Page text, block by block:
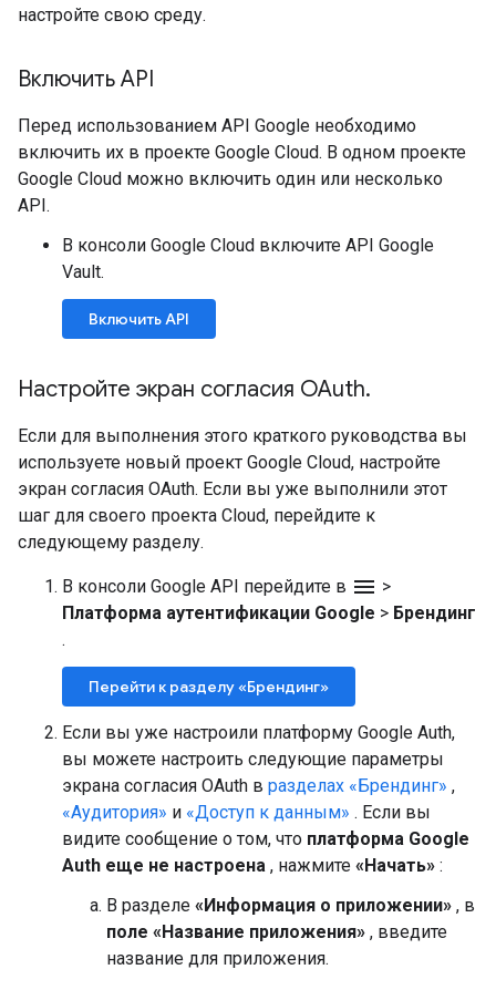
настройте свою среду.
Включить API
Перед использованием API Google необходимо
включить их в проекте Google Cloud. В одном проекте
Google Cloud можно включить один или несколько
API.
В консоли Google Cloud включите API Google
Vault.
Включить API
Настройте экран согласия OAuth.
Если для выполнения этого краткого руководства вы
используете новый проект Google Cloud, настройте
экран согласия OAuth. Если вы уже выполнили этот
шаг для своего проекта Cloud, перейдите к
следующему разделу.
В консоли Google API перейдите в menu >
Платформа аутентификации Google > Брендинг
.
Перейти к разделу «Брендинг»
Если вы уже настроили платформу Google Auth,
вы можете настроить следующие параметры
экрана согласия OAuth в разделах «Брендинг» ,
«Аудитория» и «Доступ к данным» . Если вы
видите сообщение о том, что платформа Google
Auth еще не настроена , нажмите «Начать» :
В разделе «Информация о приложении» , в
поле «Название приложения» , введите
название для приложения.